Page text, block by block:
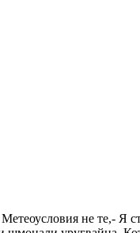
не те,-